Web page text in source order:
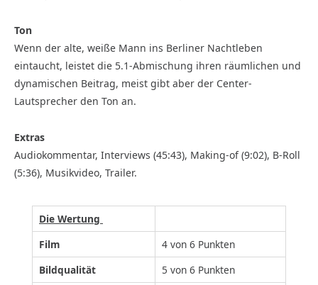
Ton
Wenn der alte, weiße Mann ins Berliner Nachtleben
eintaucht, leistet die 5.1-Abmischung ihren räumlichen und
dynamischen Beitrag, meist gibt aber der Center-
Lautsprecher den Ton an.
Extras
Audiokommentar, Interviews (45:43), Making-of (9:02), B-Roll
(5:36), Musikvideo, Trailer.
Die Wertung
Film
4 von 6 Punkten
Bildqualität
5 von 6 Punkten